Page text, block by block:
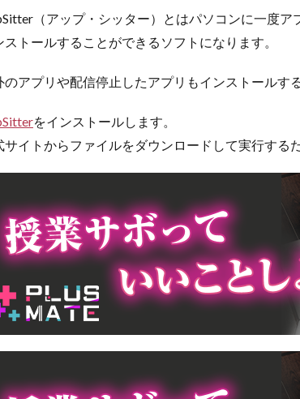
3
の
（アップ・シッター）とはパソコンに一度ア
ストールすることができるソフトになります。
のアプリや配信停止したアプリもインストールす
をインストールします。
サイトからファイルをダウンロードして実行する